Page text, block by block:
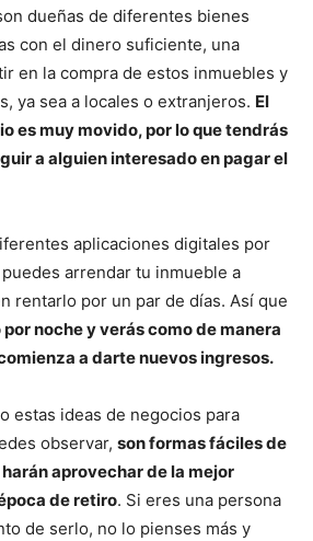
dueñas de diferentes bienes
con el dinero suficiente, una
en la compra de estos inmuebles y
ya sea a locales o extranjeros. El
es muy movido, por lo que tendrás
a alguien interesado en pagar el
aplicaciones digitales por
arrendar tu inmueble a
rentarlo por un par de días. Así que
noche y verás como de manera
a darte nuevos ingresos.
estas ideas de negocios para
observar, son formas fáciles de
aprovechar de la mejor
de retiro. Si eres una persona
de serlo, no lo pienses más y